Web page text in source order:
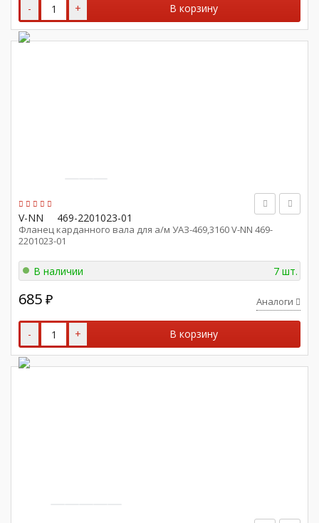
- + В корзину
V-NN 469-2201023-01
Фланец карданного вала для а/м УАЗ-469,3160 V-NN 469-
2201023-01
В наличии 7 шт.
685 ₽ Аналоги
- + В корзину